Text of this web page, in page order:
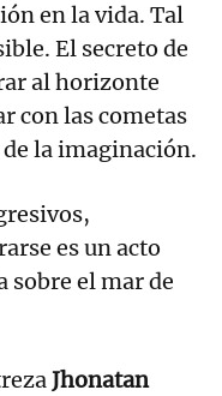
en la vida. Tal
El secreto de
al horizonte
con las cometas
la imaginación.
es un acto
sobre el mar de
Jhonatan